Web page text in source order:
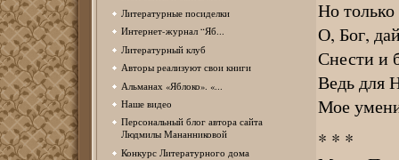
Литературные посиделки
Интернет-журнал “Яб...
Литературный клуб
Авторы реализуют свои книги
Альманах «Яблоко». «...
Наше видео
Персональный блог автора сайта
Людмилы Мананниковой
Конкурс Литературного дома
Но только
О, Бог,
Снести и
Ведь для
Мое
* * *